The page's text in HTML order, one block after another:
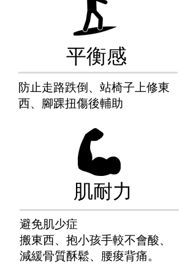
平衡感
防止走路跌倒、站椅子上修東
西、腳踝扭傷後輔助
​肌耐力
避免肌少症
搬東西、抱小孩手較不會酸、
減緩骨質酥鬆、腰痠背痛。